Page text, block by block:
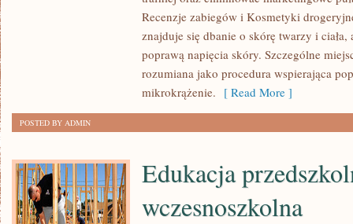
Recenzje zabiegów i Kosmetyki
znajduje się dbanie o skórę twarzy i
poprawą napięcia skóry. Szczególne
rozumiana jako procedura wspierająca
mikrokrążenie. [ Read More ]
POSTED BY ADMIN
Edukacja
wczesnoszkolna